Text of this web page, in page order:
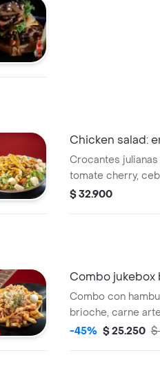
Chicken salad:
Crocantes
tomate cherry,
huevos de
$ 32.900
Combo jukebox
Combo con
brioche, carne
queso
-45% $ 25.250 $